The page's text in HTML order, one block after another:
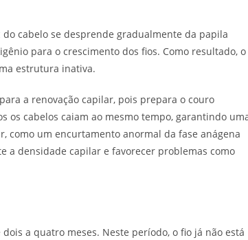
cabelo se desprende gradualmente da papila
para o crescimento dos fios. Como resultado, o
estrutura inativa.
a renovação capilar, pois prepara o couro
os cabelos caiam ao mesmo tempo, garantindo
como um encurtamento anormal da fase anágena
a densidade capilar e favorecer problemas como
a quatro meses. Neste período, o fio já não está